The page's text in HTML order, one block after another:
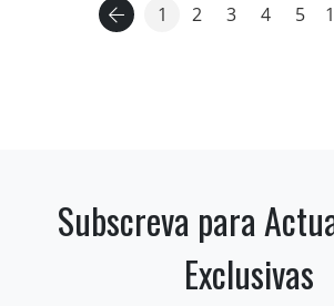
1 2 3 4 5
Subscreva para
Exclusivas